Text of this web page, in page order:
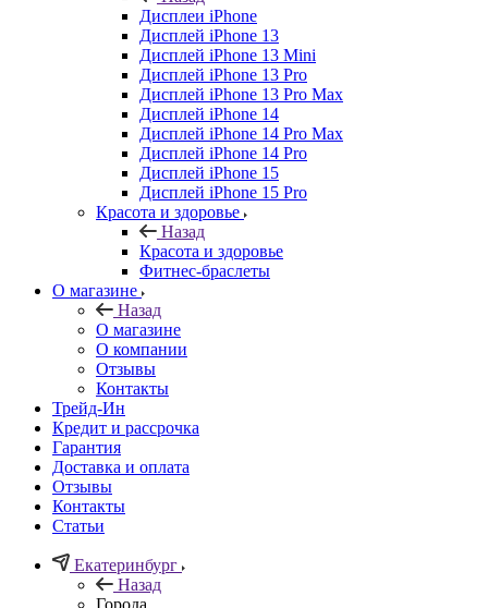
Дисплеи iPhone
Дисплей iPhone 13
Дисплей iPhone 13 Mini
Дисплей iPhone 13 Pro
Дисплей iPhone 13 Pro Max
Дисплей iPhone 14
Дисплей iPhone 14 Pro Max
Дисплей iPhone 14 Pro
Дисплей iPhone 15
Дисплей iPhone 15 Pro
Красота и здоровье
Назад
Красота и здоровье
Фитнес-браслеты
О магазине
Назад
О магазине
О компании
Отзывы
Контакты
Трейд-Ин
Кредит и рассрочка
Гарантия
Доставка и оплата
Отзывы
Контакты
Статьи
Екатеринбург
Назад
Города